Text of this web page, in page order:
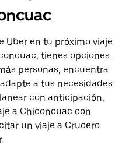
Uber en tu próximo viaje
tienes opciones.
personas, encuentra
a tus necesidades
con anticipación,
a Chiconcuac con
un viaje a Crucero